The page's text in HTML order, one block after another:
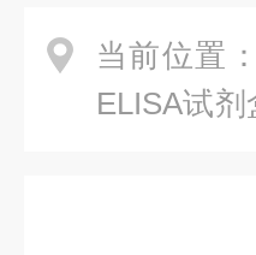
当前位置：
ELISA试剂